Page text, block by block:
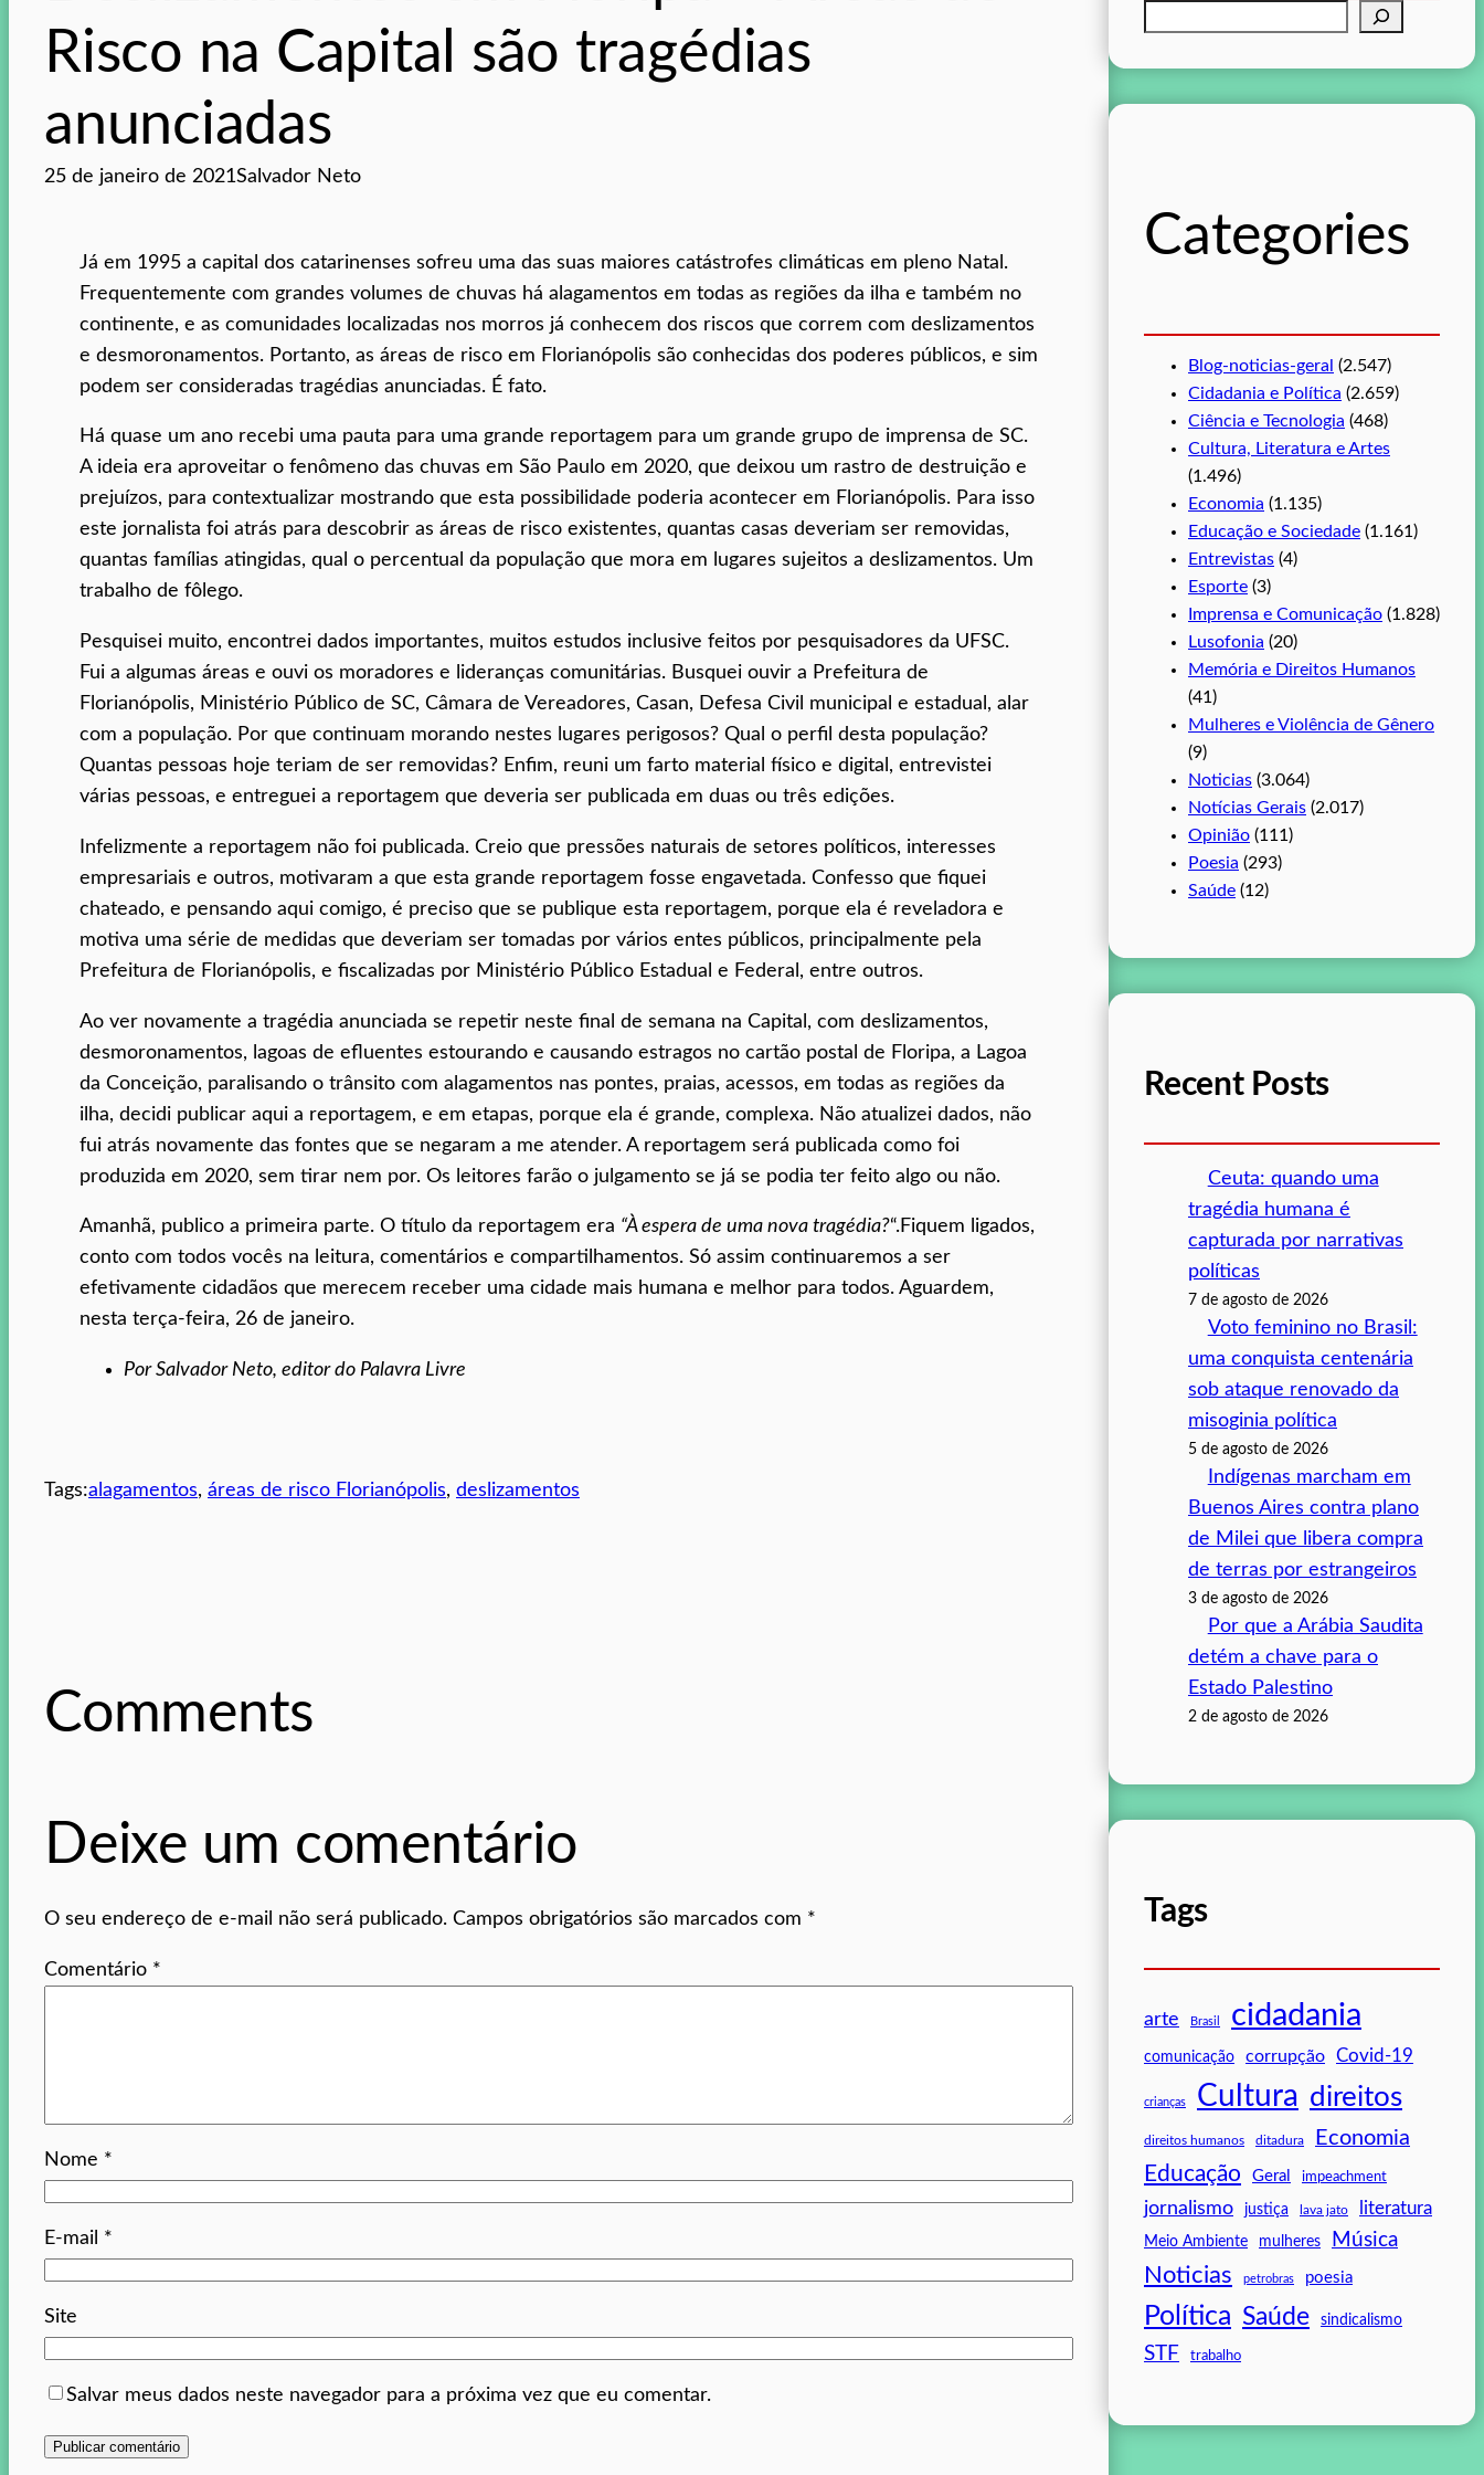
Risco na Capital são tragédias
anunciadas
25 de janeiro de 2021Salvador Neto
Já em 1995 a capital dos catarinenses sofreu uma das suas maiores catástrofes climáticas em pleno Natal.
Frequentemente com grandes volumes de chuvas há alagamentos em todas as regiões da ilha e também no
continente, e as comunidades localizadas nos morros já conhecem dos riscos que correm com deslizamentos
e desmoronamentos. Portanto, as áreas de risco em Florianópolis são conhecidas dos poderes públicos, e sim
podem ser consideradas tragédias anunciadas. É fato.
Há quase um ano recebi uma pauta para uma grande reportagem para um grande grupo de imprensa de SC.
A ideia era aproveitar o fenômeno das chuvas em São Paulo em 2020, que deixou um rastro de destruição e
prejuízos, para contextualizar mostrando que esta possibilidade poderia acontecer em Florianópolis. Para isso
este jornalista foi atrás para descobrir as áreas de risco existentes, quantas casas deveriam ser removidas,
quantas famílias atingidas, qual o percentual da população que mora em lugares sujeitos a deslizamentos. Um
trabalho de fôlego.
Pesquisei muito, encontrei dados importantes, muitos estudos inclusive feitos por pesquisadores da UFSC.
Fui a algumas áreas e ouvi os moradores e lideranças comunitárias. Busquei ouvir a Prefeitura de
Florianópolis, Ministério Público de SC, Câmara de Vereadores, Casan, Defesa Civil municipal e estadual, alar
com a população. Por que continuam morando nestes lugares perigosos? Qual o perfil desta população?
Quantas pessoas hoje teriam de ser removidas? Enfim, reuni um farto material físico e digital, entrevistei
várias pessoas, e entreguei a reportagem que deveria ser publicada em duas ou três edições.
Infelizmente a reportagem não foi publicada. Creio que pressões naturais de setores políticos, interesses
empresariais e outros, motivaram a que esta grande reportagem fosse engavetada. Confesso que fiquei
chateado, e pensando aqui comigo, é preciso que se publique esta reportagem, porque ela é reveladora e
motiva uma série de medidas que deveriam ser tomadas por vários entes públicos, principalmente pela
Prefeitura de Florianópolis, e fiscalizadas por Ministério Público Estadual e Federal, entre outros.
Ao ver novamente a tragédia anunciada se repetir neste final de semana na Capital, com deslizamentos,
desmoronamentos, lagoas de efluentes estourando e causando estragos no cartão postal de Floripa, a Lagoa
da Conceição, paralisando o trânsito com alagamentos nas pontes, praias, acessos, em todas as regiões da
ilha, decidi publicar aqui a reportagem, e em etapas, porque ela é grande, complexa. Não atualizei dados, não
fui atrás novamente das fontes que se negaram a me atender. A reportagem será publicada como foi
produzida em 2020, sem tirar nem por. Os leitores farão o julgamento se já se podia ter feito algo ou não.
Amanhã, publico a primeira parte. O título da reportagem era “À espera de uma nova tragédia?“.Fiquem ligados,
conto com todos vocês na leitura, comentários e compartilhamentos. Só assim continuaremos a ser
efetivamente cidadãos que merecem receber uma cidade mais humana e melhor para todos. Aguardem,
nesta terça-feira, 26 de janeiro.
Por Salvador Neto, editor do Palavra Livre
Tags:alagamentos, áreas de risco Florianópolis, deslizamentos
Comments
Deixe um comentário
O seu endereço de e-mail não será publicado. Campos obrigatórios são marcados com *
Comentário *
Nome *
E-mail *
Site
Salvar meus dados neste navegador para a próxima vez que eu comentar.
q
a
Categories
Blog-noticias-geral (2.547)
Cidadania e Política (2.659)
Ciência e Tecnologia (468)
Cultura, Literatura e Artes
(1.496)
Economia (1.135)
Educação e Sociedade (1.161)
Entrevistas (4)
Esporte (3)
Imprensa e Comunicação (1.828)
Lusofonia (20)
Memória e Direitos Humanos
(41)
Mulheres e Violência de Gênero
(9)
Noticias (3.064)
Notícias Gerais (2.017)
Opinião (111)
Poesia (293)
Saúde (12)
Recent Posts
Ceuta: quando uma
tragédia humana é
capturada por narrativas
políticas
7 de agosto de 2026
Voto feminino no Brasil:
uma conquista centenária
sob ataque renovado da
misoginia política
5 de agosto de 2026
Indígenas marcham em
Buenos Aires contra plano
de Milei que libera compra
de terras por estrangeiros
3 de agosto de 2026
Por que a Arábia Saudita
detém a chave para o
Estado Palestino
2 de agosto de 2026
Tags
arte Brasil cidadania
comunicação corrupção Covid-19
crianças Cultura direitos
direitos humanos ditadura Economia
Educação Geral impeachment
jornalismo justiça lava jato literatura
Meio Ambiente mulheres Música
Noticias petrobras poesia
Política Saúde sindicalismo
STF trabalho